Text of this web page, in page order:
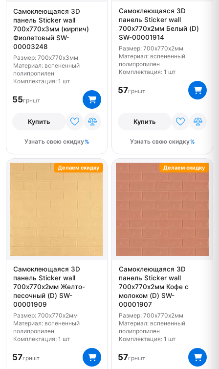
Самоклеющаяся 3D
панель Sticker wall
700х770х3мм (кирпич)
Фиолетовый SW-
00003248
Размер: 700х770х3мм
Материал: вспененный
полипропилен
Комплектация: 1 шт
55грншт
Купить
Узнать свою скидку
Самоклеющаяся 3D
панель Sticker wall
700х770х2мм Белый (D)
SW-00001914
Размер: 700х770х2мм
Материал: вспененный
полипропилен
Комплектация: 1 шт
57грншт
Купить
Узнать свою скидку
Самоклеющаяся 3D
панель Sticker wall
700х770х2мм Желто-
песочный (D) SW-
00001909
Размер: 700х770х2мм
Материал: вспененный
полипропилен
Комплектация: 1 шт
57грншт
Делаем скидку
Самоклеющаяся 3D
панель Sticker wall
700х770х2мм Кофе с
молоком (D) SW-
00001907
Размер: 700х770х2мм
Материал: вспененный
полипропилен
Комплектация: 1 шт
57грншт
Делаем скидку